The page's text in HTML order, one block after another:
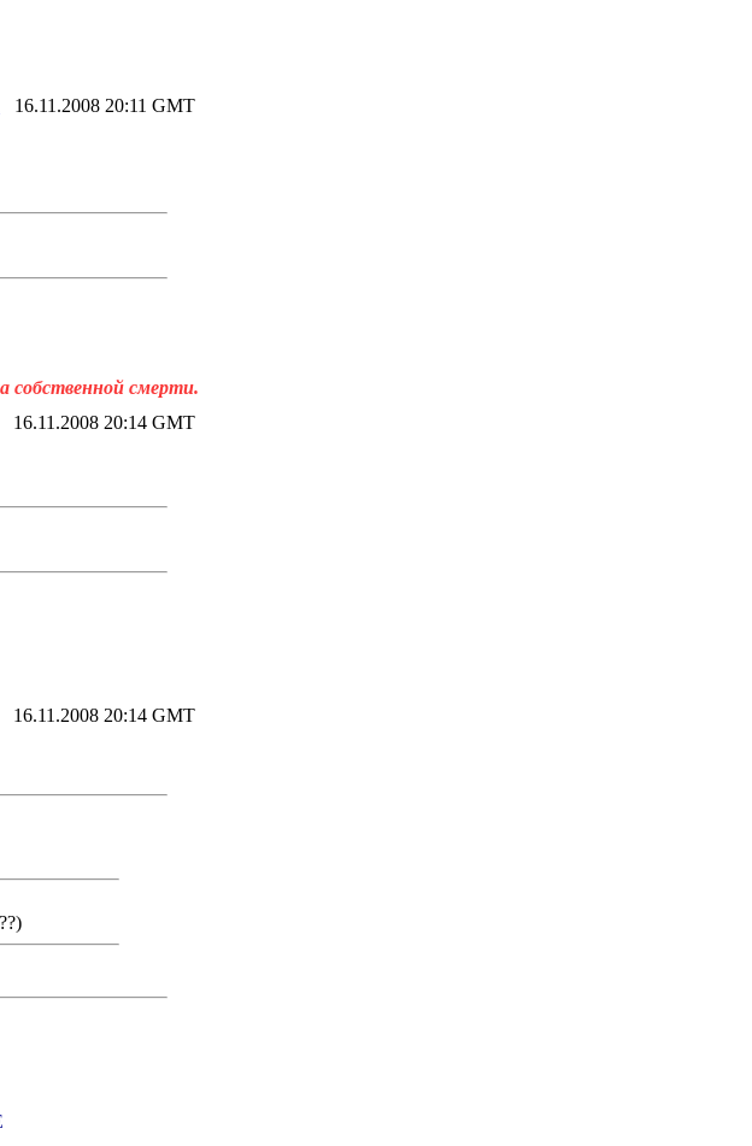
16.11.2008 20:11 GMT
собственной смерти.
16.11.2008 20:14 GMT
16.11.2008 20:14 GMT